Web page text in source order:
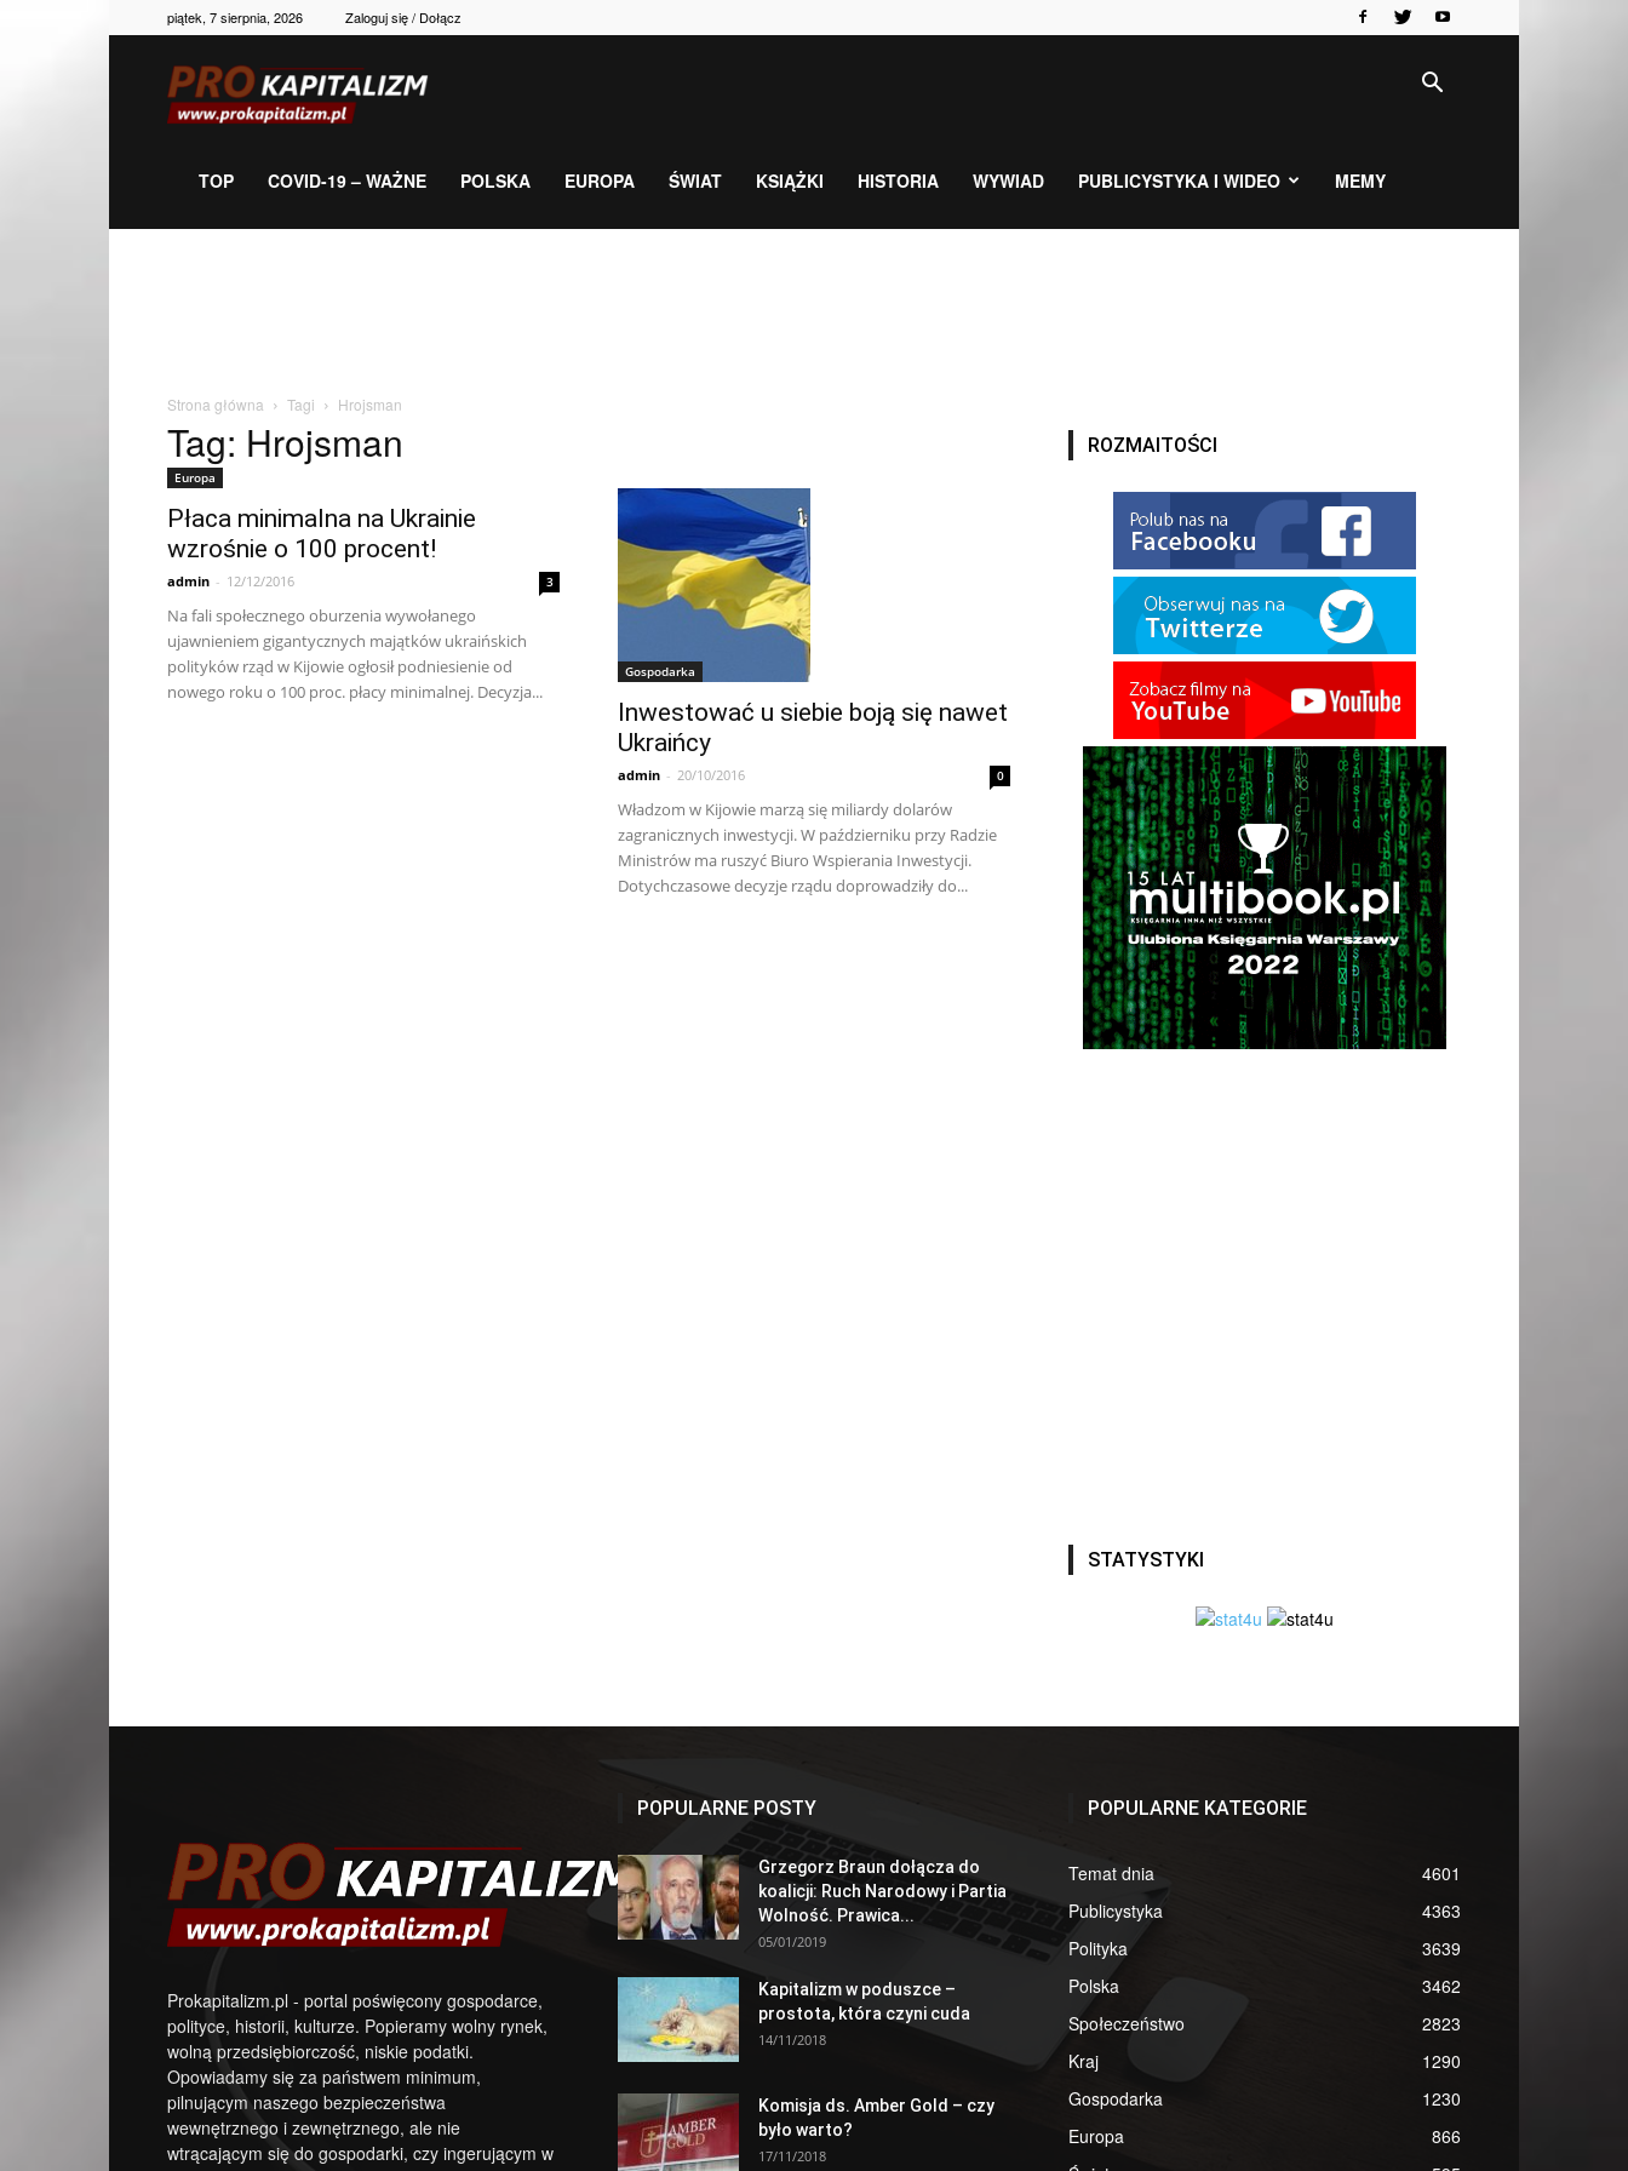
piątek, 7 sierpnia, 2026 Zaloguj się / Dołącz
gospodarka,
TOP COVID-19 – WAŻNE POLSKA EUROPA ŚWIAT KSIĄŻKI HISTORIA WYWIAD PUBLICYSTYKA I WIDEO MEMY
Strona główna Tagi Hrojsman
Tag: Hrojsman
Europa
Płaca minimalna na Ukrainie
wzrośnie o 100 procent!
admin - 12/12/2016 3
Na fali społecznego oburzenia wywołanego
ujawnieniem gigantycznych majątków ukraińskich
polityków rząd w Kijowie ogłosił podniesienie od
nowego roku o 100 proc. płacy minimalnej. Decyzja...
Gospodarka
Inwestować u siebie boją się nawet
Ukraińcy
admin - 20/10/2016 0
Władzom w Kijowie marzą się miliardy dolarów
zagranicznych inwestycji. W październiku przy Radzie
Ministrów ma ruszyć Biuro Wspierania Inwestycji.
Dotychczasowe decyzje rządu doprowadziły do...
ROZMAITOŚCI
STATYSTYKI
Prokapitalizm.pl - portal poświęcony gospodarce,
polityce, historii, kulturze. Popieramy wolny rynek,
wolną przedsiębiorczość, niskie podatki.
Opowiadamy się za państwem minimum,
pilnującym naszego bezpieczeństwa
wewnętrznego i zewnętrznego, ale nie
wtrącającym się do gospodarki, czy ingerującym w
POPULARNE POSTY
Grzegorz Braun dołącza do
koalicji: Ruch Narodowy i Partia
Wolność. Prawica...
05/01/2019
Kapitalizm w poduszce –
prostota, która czyni cuda
14/11/2018
Komisja ds. Amber Gold – czy
było warto?
17/11/2018
POPULARNE KATEGORIE
Temat dnia
4601
Publicystyka
4363
Polityka
3639
Polska
3462
Społeczeństwo
2823
Kraj
1290
Gospodarka
1230
Europa
866